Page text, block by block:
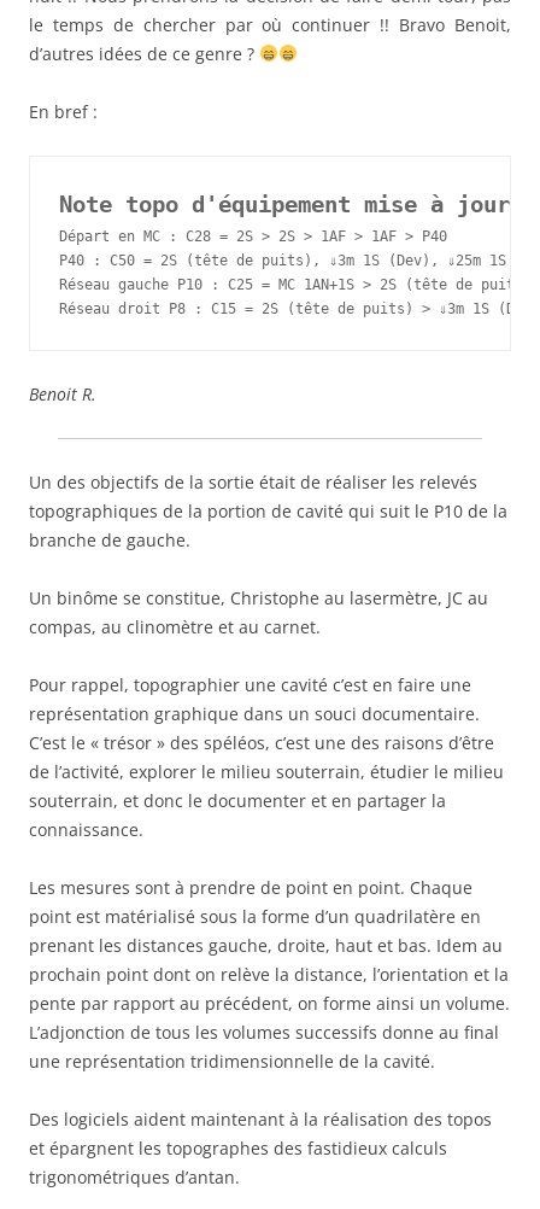
le temps de chercher par où continuer !! Bravo Benoit,
d’autres idées de ce genre ?
En bref :
Note topo d'équipement mise à jour:
Départ en MC : C28 = 2S > 2S > 1AF > 1AF > P40
P40 : C50 = 2S (tête de puits), ⇓3m 1S (Dev), ⇓25m 1S
Réseau gauche P10 : C25 = MC 1AN+1S > 2S (tête de puits)
Réseau droit P8 : C15 = 2S (tête de puits) > ⇓3m 1S (Dev)
Benoit R.
Un des objectifs de la sortie était de réaliser les relevés
topographiques de la portion de cavité qui suit le P10 de la
branche de gauche.
Un binôme se constitue, Christophe au lasermètre, JC au
compas, au clinomètre et au carnet.
Pour rappel, topographier une cavité c’est en faire une
représentation graphique dans un souci documentaire.
C’est le « trésor » des spéléos, c’est une des raisons d’être
de l’activité, explorer le milieu souterrain, étudier le milieu
souterrain, et donc le documenter et en partager la
connaissance.
Les mesures sont à prendre de point en point. Chaque
point est matérialisé sous la forme d’un quadrilatère en
prenant les distances gauche, droite, haut et bas. Idem au
prochain point dont on relève la distance, l’orientation et la
pente par rapport au précédent, on forme ainsi un volume.
L’adjonction de tous les volumes successifs donne au final
une représentation tridimensionnelle de la cavité.
Des logiciels aident maintenant à la réalisation des topos
et épargnent les topographes des fastidieux calculs
trigonométriques d’antan.